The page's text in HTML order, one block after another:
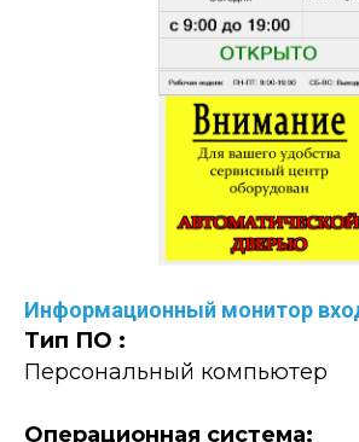
Информационный монитор
Тип ПО :
Персональный компьютер
Операционная система: